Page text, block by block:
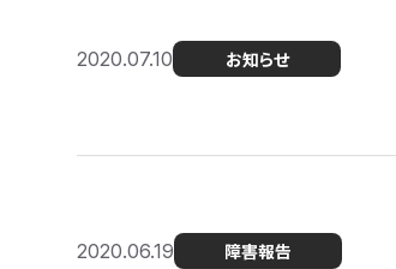
2020.07.10 お知らせ
2020.06.19 障害報告